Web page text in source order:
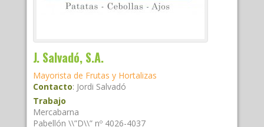
J. Salvadó, S.A.
Mayorista de Frutas y Hortalizas
Contacto: Jordi Salvadó
Trabajo
Mercabarna
Pabellón \\”D\\” nº 4026-4037